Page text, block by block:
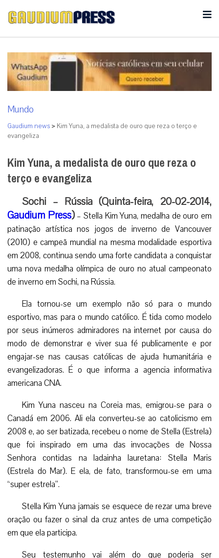
Mundo
Gaudium news > Kim Yuna, a medalista de ouro que reza o terço e
evangeliza
Kim Yuna, a medalista de ouro que reza o
terço e evangeliza
Sochi – Rússia (Quinta-feira, 20-02-2014,
Gaudium Press)– Stella Kim Yuna, medalha de ouro em
patinação artística nos jogos de inverno de Vancouver
(2010) e campeã mundial na mesma modalidade esportiva
em 2008, continua sendo uma forte candidata a conquistar
uma nova medalha olímpica de ouro no atual campeonato
de inverno em Sochi, na Rússia.
Ela tornou-se um exemplo não só para o mundo
esportivo, mas para o mundo católico. É tida como modelo
por seus inúmeros admiradores na internet por causa do
modo de demonstrar e viver sua fé publicamente e por
engajar-se nas causas católicas de ajuda humanitária e
evangelizadoras. É o que informa a agencia informativa
americana CNA.
Kim Yuna nasceu na Coreia mas, emigrou-se para o
Canadá em 2006. Ali ela converteu-se ao catolicismo em
2008 e, ao ser batizada, recebeu o nome de Stella (Estrela)
que foi inspirado em uma das invocações de Nossa
Senhora contidas na ladainha lauretana: Stella Maris
(Estrela do Mar). E ela, de fato, transformou-se em uma
“super estrela”.
Stella Kim Yuna jamais se esquece de rezar uma breve
oração ou fazer o sinal da cruz antes de uma competição
em que ela participa.
Seu testemunho vai além do que poderia ser